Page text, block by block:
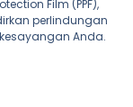
Film (PPF),
perlindungan
Anda.